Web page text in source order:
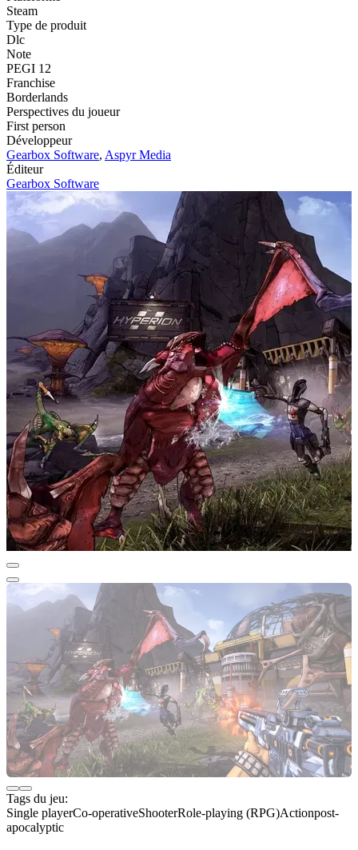
Steam
Type de produit
Dlc
Note
PEGI 12
Franchise
Borderlands
Perspectives du joueur
First person
Développeur
Gearbox Software, Aspyr Media
Éditeur
Gearbox Software
Tags du jeu:
Single playerCo-operativeShooterRole-playing (RPG)Actionpost-
apocalyptic